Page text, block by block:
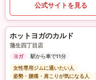
公式サイトを見る
ホットヨガのカルド
蒲生四丁目店
ヨガ
駅から車で11分
女性専用ジムに通いたい人
姿勢・腰痛・肩こりが気になる人